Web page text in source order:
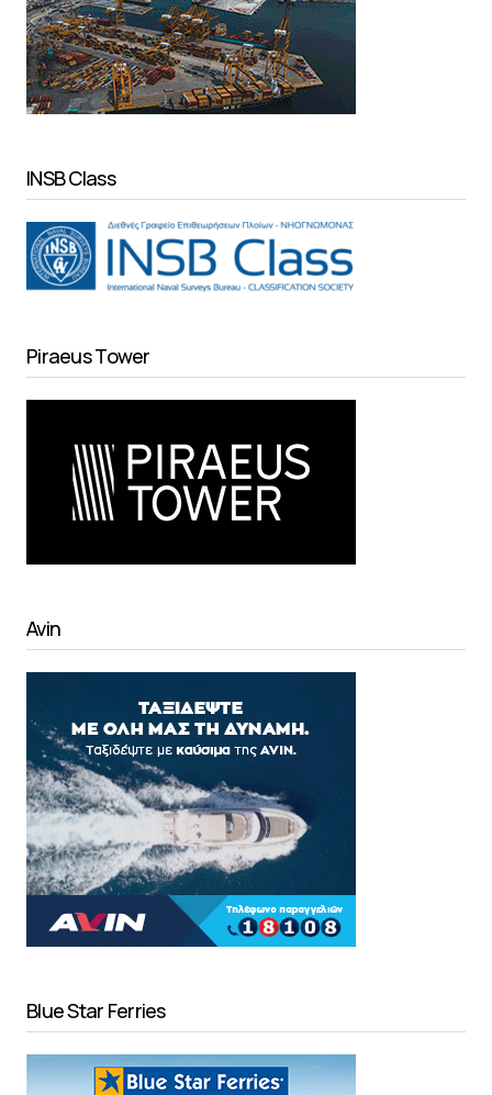
INSB Class
Piraeus Tower
Avin
Blue Star Ferries